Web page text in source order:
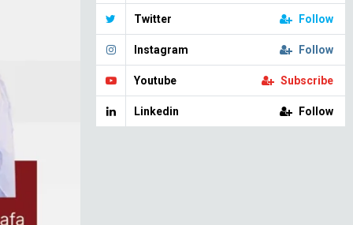
Twitter Follow
Instagram Follow
Youtube Subscribe
Linkedin Follow